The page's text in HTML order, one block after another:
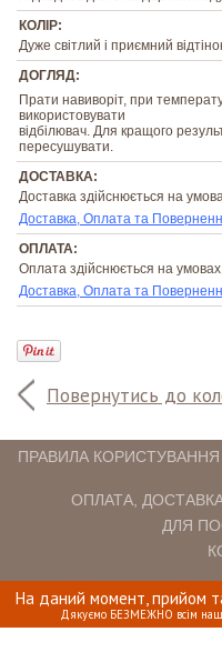
На даний момент, прийом
Дякуємо БЕЗМЕЖНО всім
Повернутись до
КОЛІР:
Дуже світлий і приємний
ДОГЛЯД:
Прати навиворіт, при
використовувати
відбілювач. Для кращого
пересушувати.
ДОСТАВКА:
Доставка здійснюється на
Доставка, Оплата та
ОПЛАТА:
Оплата здійснюється на
Доставка, Оплата та
ПРАВИЛА
ОПЛАТА,
ДЛЯ
INTERIOMANIA ©